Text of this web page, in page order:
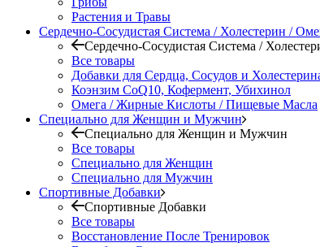
Растения и Травы
Сердечно-Сосудистая Система / Холестерин /
Сердечно-Сосудистая Система /
Все товары
Добавки для Сердца, Сосудов и
Коэнзим CoQ10, Кофермент, Убихинол
Омега / Жирные Кислоты / Пищевые Масла
Специально для Женщин и Мужчин
Специально для Женщин и Мужчин
Все товары
Специально для Женщин
Специально для Мужчин
Спортивные Добавки
Спортивные Добавки
Все товары
Восстановление После Тренировок